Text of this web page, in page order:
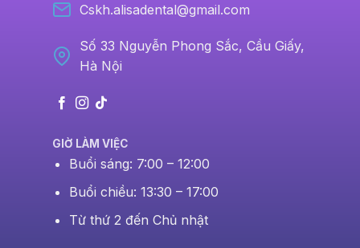
Cskh.alisadental@gmail.com
Số 33 Nguyễn Phong Sắc, Cầu Giấy,
Hà Nội
GIỜ LÀM VIỆC
Buổi sáng: 7:00 – 12:00
Buổi chiều: 13:30 – 17:00
Từ thứ 2 đến Chủ nhật